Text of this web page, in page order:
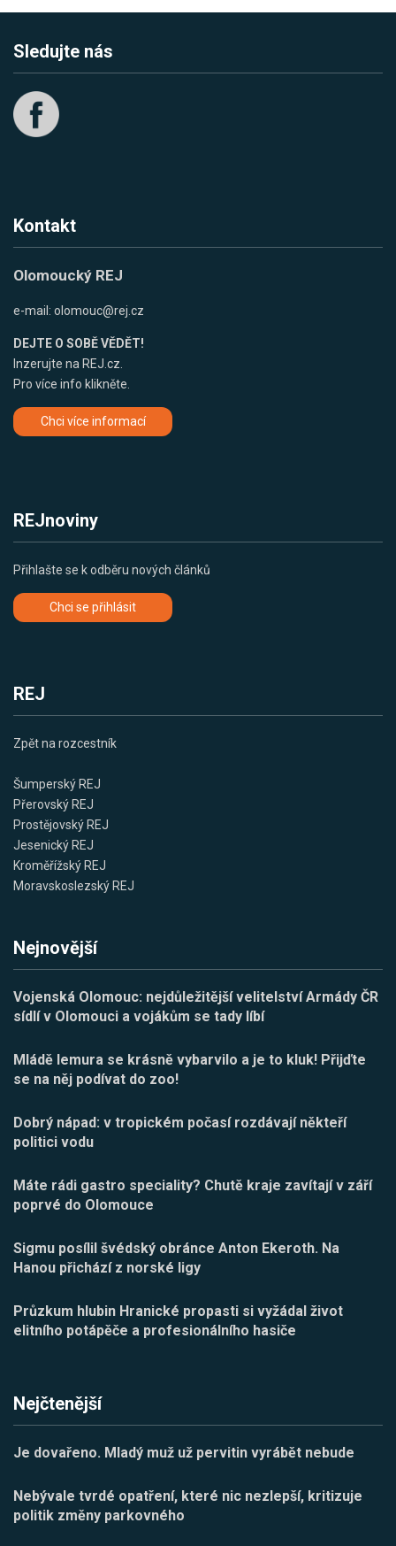
Sledujte nás
Kontakt
Olomoucký REJ
e-mail: olomouc@rej.cz
DEJTE O SOBĚ VĚDĚT!
Inzerujte na REJ.cz.
Pro více info klikněte.
Chci více informací
REJnoviny
Přihlašte se k odběru nových článků
Chci se přihlásit
REJ
Zpět na rozcestník
Šumperský REJ
Přerovský REJ
Prostějovský REJ
Jesenický REJ
Kroměřížský REJ
Moravskoslezský REJ
Nejnovější
Vojenská Olomouc: nejdůležitější velitelství Armády ČR
sídlí v Olomouci a vojákům se tady líbí
Mládě lemura se krásně vybarvilo a je to kluk! Přijďte
se na něj podívat do zoo!
Dobrý nápad: v tropickém počasí rozdávají někteří
politici vodu
Máte rádi gastro speciality? Chutě kraje zavítají v září
poprvé do Olomouce
Sigmu posílil švédský obránce Anton Ekeroth. Na
Hanou přichází z norské ligy
Průzkum hlubin Hranické propasti si vyžádal život
elitního potápěče a profesionálního hasiče
Nejčtenější
Je dovařeno. Mladý muž už pervitin vyrábět nebude
Nebývale tvrdé opatření, které nic nezlepší, kritizuje
politik změny parkovného